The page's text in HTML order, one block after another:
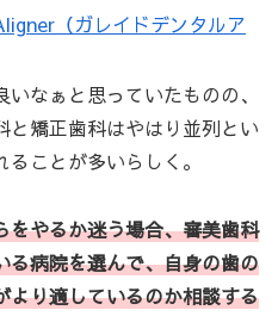
（ガレイドデンタルア
なぁと思っていたものの、
と矯正歯科はやはり並列とい
ことが多いらしく。
をやるか迷う場合、審美歯科
る病院を選んで、自身の歯の
より適しているのか相談する